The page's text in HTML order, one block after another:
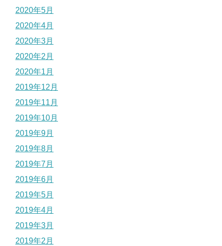
2020年5月
2020年4月
2020年3月
2020年2月
2020年1月
2019年12月
2019年11月
2019年10月
2019年9月
2019年8月
2019年7月
2019年6月
2019年5月
2019年4月
2019年3月
2019年2月